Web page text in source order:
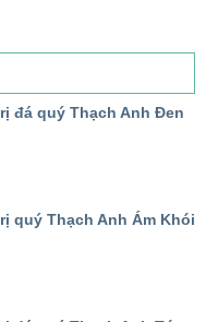
đá quý Thạch Anh Đen
quý Thạch Anh Ám Khói